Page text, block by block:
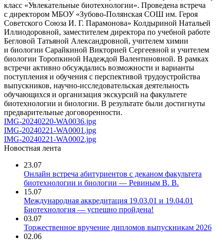
класс «Увлекательные биотехнологии». Проведена встреча
с директором МБОУ «Зубово-Полянская СОШ им. Героя
Советского Союза И. Г. Парамонова» Колдыриной Натальей
Иллиодоровной, заместителем директора по учебной работе
Бегловой Татьяной Александровной, учителем химии
и биологии Сарайкиной Викторией Сергеевной и учителем
биологии Торопкиной Надеждой Валентиновной. В рамках
встречи активно обсуждались возможности и варианты
поступления и обучения с перспективой трудоустройства
выпускников, научно-исследовательская деятельность
обучающихся и организация экскурсий на факультете
биотехнологии и биологии. В результате были достигнуты
предварительные договоренности.
IMG-20240220-WA0036.jpg
IMG-20240221-WA0001.jpg
IMG-20240221-WA0002.jpg
Новостная лента
23.07
Онлайн встреча абитуриентов с деканом факультета
биотехнологии и биологии — Ревиным В. В.
15.07
Международная аккредитация 19.03.01 и 19.04.01
Биотехнология — успешно пройдена!
03.07
Торжественное вручение дипломов выпускникам 2026
02.06